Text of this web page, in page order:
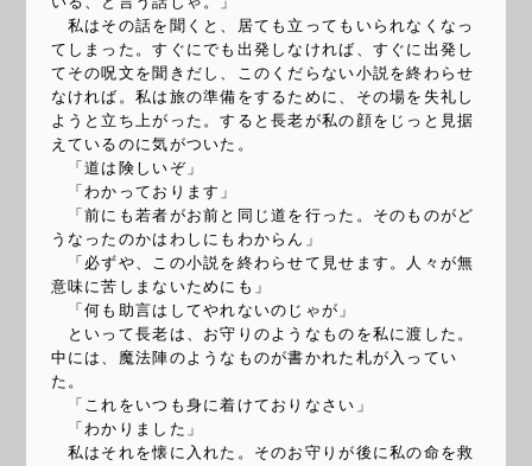
私はその話を聞くと、居ても立ってもいられなくなっ
てしまった。すぐにでも出発しなければ、すぐに出発し
てその呪文を聞きだし、このくだらない小説を終わらせ
なければ。私は旅の準備をするために、その場を失礼し
ようと立ち上がった。すると長老が私の顔をじっと見据
えているのに気がついた。
「道は険しいぞ」
「わかっております」
「前にも若者がお前と同じ道を行った。そのものがど
うなったのかはわしにもわからん」
「必ずや、この小説を終わらせて見せます。人々が無
意味に苦しまないためにも」
「何も助言はしてやれないのじゃが」
といって長老は、お守りのようなものを私に渡した。
中には、魔法陣のようなものが書かれた札が入ってい
た。
「これをいつも身に着けておりなさい」
「わかりました」
私はそれを懐に入れた。そのお守りが後に私の命を救